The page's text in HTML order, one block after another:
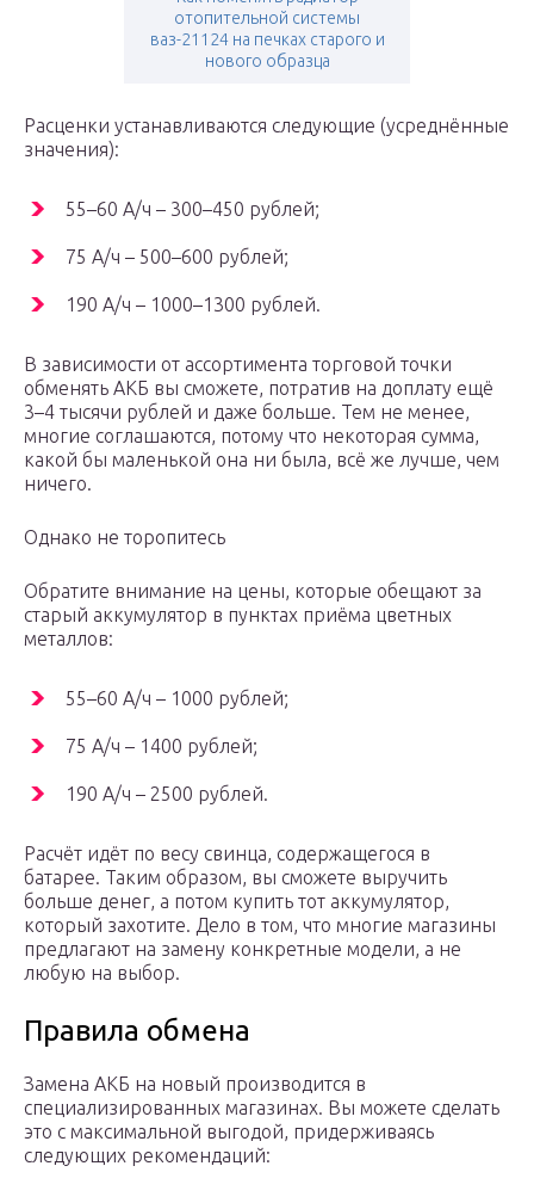
отопительной системы
ваз-21124 на печках старого и
нового образца
Расценки устанавливаются следующие (усреднённые
значения):
55–60 А/ч – 300–450 рублей;
75 А/ч – 500–600 рублей;
190 А/ч – 1000–1300 рублей.
В зависимости от ассортимента торговой точки
обменять АКБ вы сможете, потратив на доплату ещё
3–4 тысячи рублей и даже больше. Тем не менее,
многие соглашаются, потому что некоторая сумма,
какой бы маленькой она ни была, всё же лучше, чем
ничего.
Однако не торопитесь
Обратите внимание на цены, которые обещают за
старый аккумулятор в пунктах приёма цветных
металлов:
55–60 А/ч – 1000 рублей;
75 А/ч – 1400 рублей;
190 А/ч – 2500 рублей.
Расчёт идёт по весу свинца, содержащегося в
батарее. Таким образом, вы сможете выручить
больше денег, а потом купить тот аккумулятор,
который захотите. Дело в том, что многие магазины
предлагают на замену конкретные модели, а не
любую на выбор.
Правила обмена
Замена АКБ на новый производится в
специализированных магазинах. Вы можете сделать
это с максимальной выгодой, придерживаясь
следующих рекомендаций: